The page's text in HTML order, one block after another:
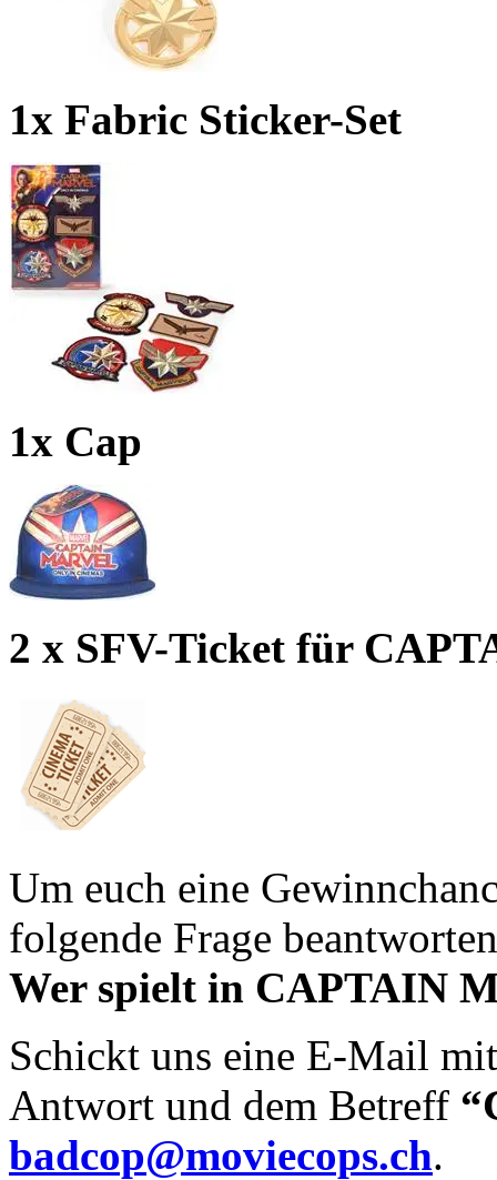
1x Fabric Sticker-Set
1x Cap
2 x SFV-Ticket für
Um euch eine
folgende Frage
Wer spielt in CAPTAIN
Schickt uns eine E-Mail
Antwort und dem Betreff
badcop@moviecops.ch.